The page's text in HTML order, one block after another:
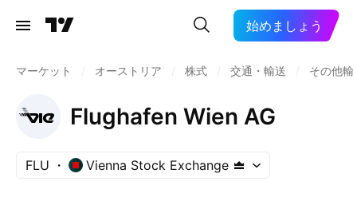
始めましょう
マーケット オーストリア 株式 交通・輸送 その他輸
Flughafen Wien AG
FLU Vienna Stock Exchange